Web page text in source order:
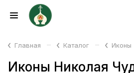
Главная – Каталог – Иконы
Иконы Николая